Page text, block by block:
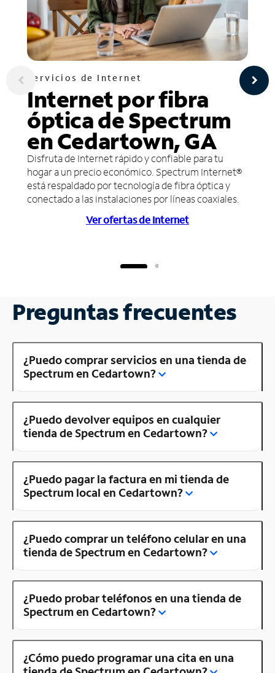
Servicios de Internet
Internet por fibra
óptica de Spectrum
en Cedartown, GA
Disfruta de Internet rápido y confiable para tu
hogar a un precio económico. Spectrum Internet®
está respaldado por tecnología de fibra óptica y
conectado a las instalaciones por líneas coaxiales.
Ver ofertas de Internet
Preguntas frecuentes
¿Puedo comprar servicios en una tienda de
Spectrum en Cedartown?
¿Puedo devolver equipos en cualquier
tienda de Spectrum en Cedartown?
¿Puedo pagar la factura en mi tienda de
Spectrum local en Cedartown?
¿Puedo comprar un teléfono celular en una
tienda de Spectrum en Cedartown?
¿Puedo probar teléfonos en una tienda de
Spectrum en Cedartown?
¿Cómo puedo programar una cita en una